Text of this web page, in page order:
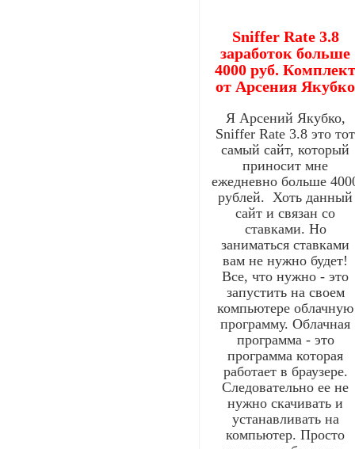
Sniffer Rate 3.8
заработок больше
4000 руб.
от Арсения Якубко
Я Арсений Якубко,
Sniffer Rate 3.8 это тот
самый сайт, который
приносит мне
ежедневно больше
рублей. Хоть данный
сайт и связан со
ставками. Но
заниматься ставками
вам не нужно будет!
Все, что нужно - это
запустить на своем
компьютере облачную
программу. Облачная
программа - это
программа которая
работает в браузере.
Следовательно ее не
нужно скачивать и
устанавливать на
компьютер. Просто